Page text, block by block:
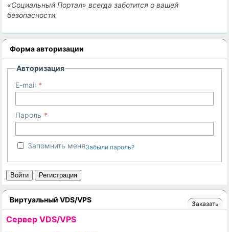
«Социальный Портал» всегда заботится о вашей
безопасности.
Форма авторизации
Авторизация
E-mail
Пароль
Запомнить меняЗабыли пароль?
Войти Регистрация
Виртуальный VDS/VPS Заказать
Cервер VDS/VPS